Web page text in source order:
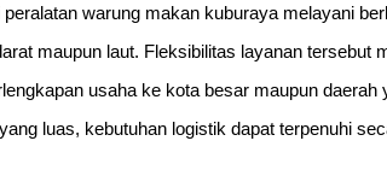
warung makan kuburaya melayani
maupun laut. Fleksibilitas layanan tersebut
usaha ke kota besar maupun
luas, kebutuhan logistik dapat terpenuhi